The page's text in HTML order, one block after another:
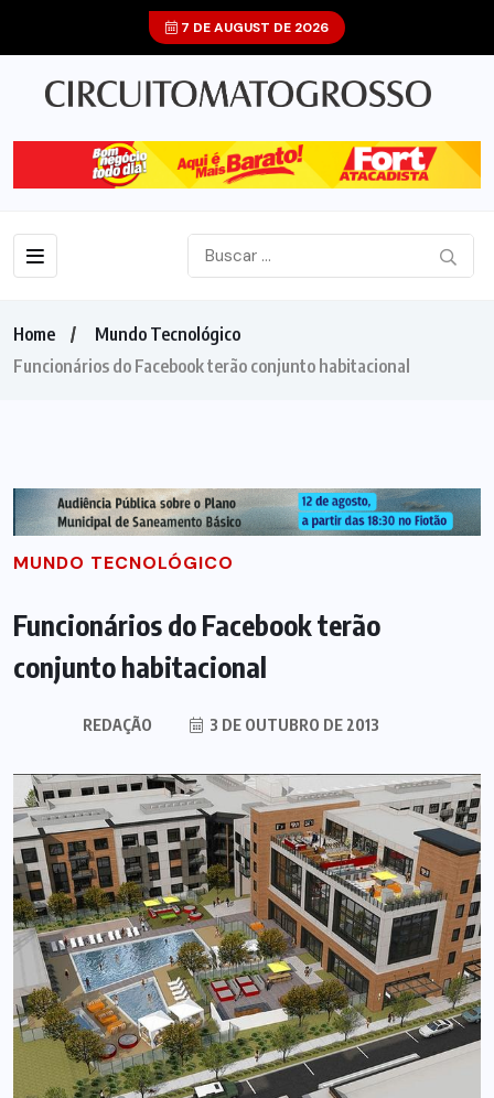
7 DE AUGUST DE 2026
Home
Mundo Tecnológico
Funcionários do Facebook terão conjunto habitacional
MUNDO TECNOLÓGICO
Funcionários do Facebook terão
conjunto habitacional
REDAÇÃO 3 DE OUTUBRO DE 2013